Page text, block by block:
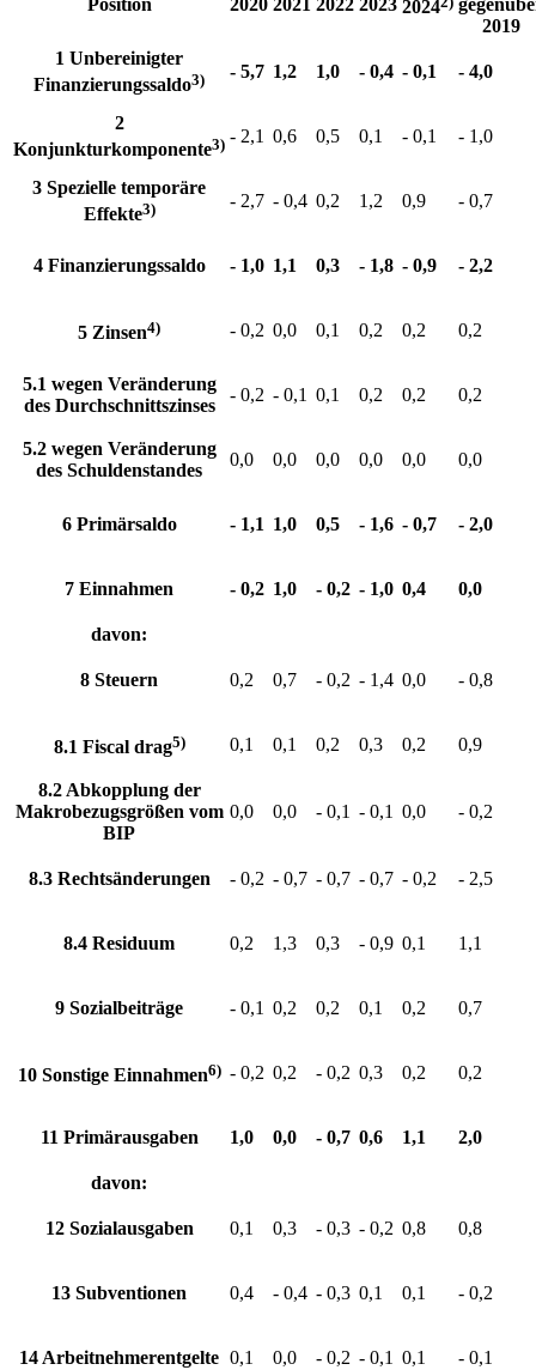
Position 2020 2021 2022 2023 2024
2019
1 Unbereinigter
Finanzierungssaldo3) - 5,7 1,2 1,0 - 0,4 - 0,1 - 4,0
2
Konjunkturkomponente3) - 2,1 0,6 0,5 0,1 - 0,1 - 1,0
3 Spezielle temporäre
Effekte3) - 2,7 - 0,4 0,2 1,2 0,9 - 0,7
4 Finanzierungssaldo - 1,0 1,1 0,3 - 1,8 - 0,9 - 2,2
5 Zinsen4) - 0,2 0,0 0,1 0,2 0,2 0,2
5.1 wegen Veränderung
des Durchschnittszinses
- 0,2 - 0,1 0,1 0,2 0,2 0,2
5.2 wegen Veränderung
des Schuldenstandes
0,0 0,0 0,0 0,0 0,0 0,0
6 Primärsaldo - 1,1 1,0 0,5 - 1,6 - 0,7 - 2,0
7 Einnahmen - 0,2 1,0 - 0,2 - 1,0 0,4 0,0
davon:
8 Steuern 0,2 0,7 - 0,2 - 1,4 0,0 - 0,8
8.1 Fiscal drag5) 0,1 0,1 0,2 0,3 0,2 0,9
8.2 Abkopplung der
Makrobezugsgrößen vom
BIP
0,0 0,0 - 0,1 - 0,1 0,0 - 0,2
8.3 Rechtsänderungen - 0,2 - 0,7 - 0,7 - 0,7 - 0,2 - 2,5
8.4 Residuum 0,2 1,3 0,3 - 0,9 0,1 1,1
9 Sozialbeiträge - 0,1 0,2 0,2 0,1 0,2 0,7
10 Sonstige Einnahmen6) - 0,2 0,2 - 0,2 0,3 0,2 0,2
11 Primärausgaben 1,0 0,0 - 0,7 0,6 1,1 2,0
davon:
12 Sozialausgaben 0,1 0,3 - 0,3 - 0,2 0,8 0,8
13 Subventionen 0,4 - 0,4 - 0,3 0,1 0,1 - 0,2
14 Arbeitnehmerentgelte 0,1 0,0 - 0,2 - 0,1 0,1 - 0,1